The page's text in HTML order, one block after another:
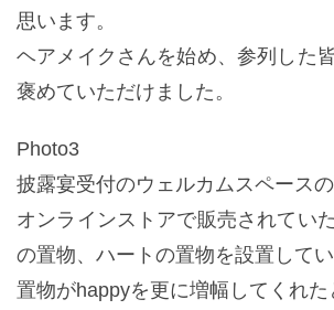
思います。
ヘアメイクさんを始め、参列した
褒めていただけました。
Photo3
披露宴受付のウェルカムスペースの
オンラインストアで販売されてい
の置物、ハートの置物を設置してい
置物がhappyを更に増幅してくれた